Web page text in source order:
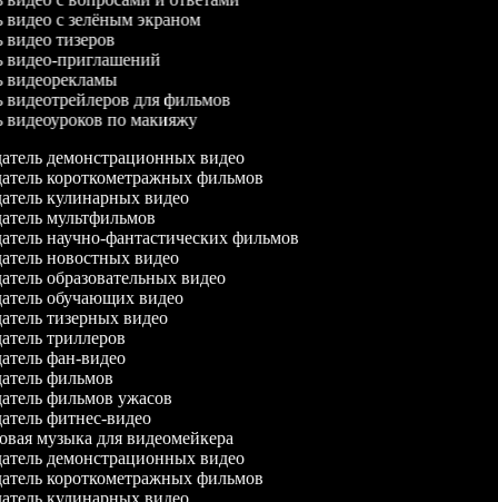
видео с зелёным экраном
видео тизеров
видео-приглашений
видеорекламы
видеотрейлеров для фильмов
видеоуроков по макияжу
демонстрационных видео
короткометражных фильмов
кулинарных видео
мультфильмов
научно-фантастических фильмов
новостных видео
образовательных видео
обучающих видео
тизерных видео
триллеров
фан-видео
фильмов
фильмов ужасов
фитнес-видео
музыка для видеомейкера
демонстрационных видео
короткометражных фильмов